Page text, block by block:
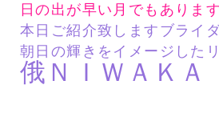
日の出が早い月でもありま
本日ご紹介致しますブライ
朝日の輝きをイメージした
俄ＮＩＷＡＫＡ